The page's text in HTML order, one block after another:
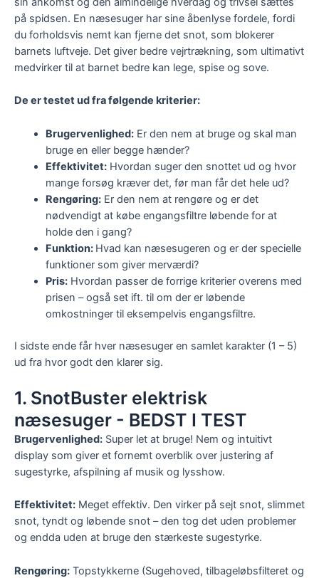
på spidsen. En næsesuger har sine åbenlyse fordele, fordi
du forholdsvis nemt kan fjerne det snot, som blokerer
barnets luftveje. Det giver bedre vejrtrækning, som ultimativt
medvirker til at barnet bedre kan lege, spise og sove.
De er testet ud fra følgende kriterier:
Brugervenlighed:Er den nem at bruge og skal man
bruge en eller begge hænder?
Effektivitet:Hvordan suger den snottet ud og hvor
mange forsøg kræver det, før man får det hele ud?
Rengøring:Er den nem at rengøre og er det
nødvendigt at købe engangsfiltre løbende for at
holde den i gang?
Funktion: Hvad kan næsesugeren og er der specielle
funktioner som giver merværdi?
Pris:Hvordan passer de forrige kriterier overens med
prisen – også set ift. til om der er løbende
omkostninger til eksempelvis engangsfiltre.
I sidste ende får hver næsesuger en samlet karakter (1 – 5)
ud fra hvor godt den klarer sig.
1. SnotBuster elektrisk
næsesuger - BEDST I TEST
Brugervenlighed: Super let at bruge! Nem og intuitivt
display som giver et fornemt overblik over justering af
sugestyrke, afspilning af musik og lysshow.
Effektivitet: Meget effektiv. Den virker på sejt snot, slimmet
snot, tyndt og løbende snot – den tog det uden problemer
og endda uden at bruge den stærkeste sugestyrke.
Rengøring: Topstykkerne (Sugehoved, tilbageløbsfilteret og